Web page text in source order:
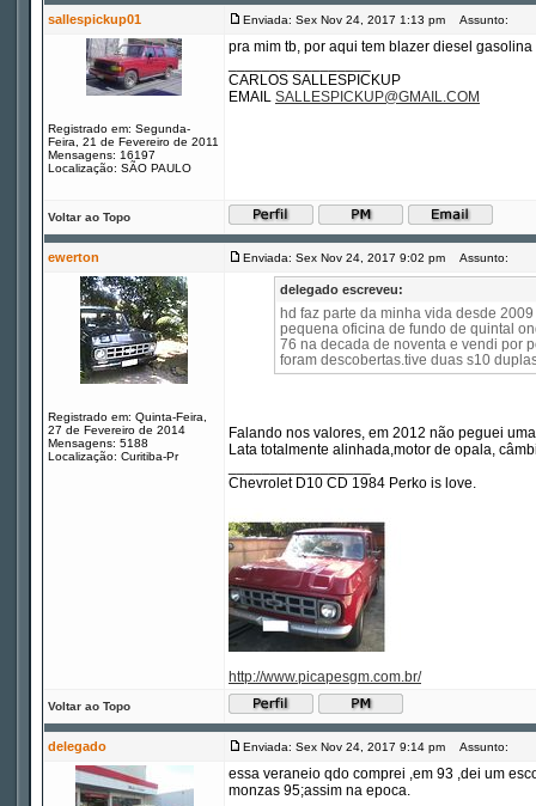
sallespickup01 Enviada: Sex Nov 24, 2017 1:13 pm Assunto:
Registrado em: Segunda-
Feira, 21 de Fevereiro de 2011
Mensagens: 16197
Localização: SÃO PAULO
pra mim tb, por aqui tem blazer diesel
CARLOS SALLESPICKUP
EMAIL SALLESPICKUP@GMAIL.COM
Voltar ao Topo
ewerton Enviada: Sex Nov 24, 2017 9:02 pm Assunto:
Registrado em: Quinta-Feira,
27 de Fevereiro de 2014
Mensagens: 5188
Localização: Curitiba-Pr
delegado escreveu:
hd faz parte da minha vida desde
pequena oficina de fundo de quintal
76 na decada de noventa e vendi por
foram descobertas.tive duas s10
Falando nos valores, em 2012 não peguei
Lata totalmente alinhada,motor de opala,
Chevrolet D10 CD 1984 Perko is love.
http://www.picapesgm.com.br/
Voltar ao Topo
delegado Enviada: Sex Nov 24, 2017 9:14 pm Assunto:
essa veraneio qdo comprei ,em 93 ,dei um
monzas 95;assim na epoca.